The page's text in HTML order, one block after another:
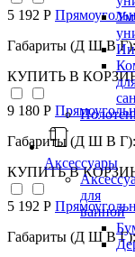
Аксессуары
для
ванной
5 192 Р
Габариты (Д Ш В
КУПИТЬ В
9 180 Р
Габариты (Д Ш В
КУПИТЬ В
5 192 Р
Габариты (Д Ш В